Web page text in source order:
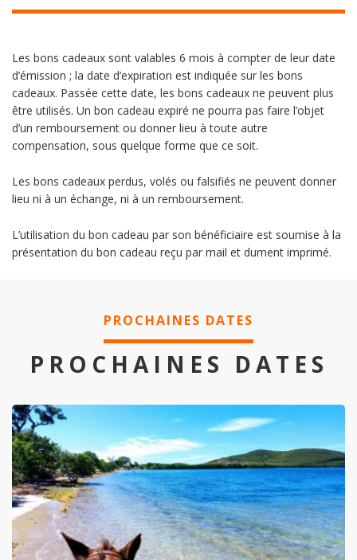
Les bons cadeaux sont valables 6 mois à compter de leur date
d’émission ; la date d’expiration est indiquée sur les bons
cadeaux. Passée cette date, les bons cadeaux ne peuvent plus
être utilisés. Un bon cadeau expiré ne pourra pas faire l’objet
d’un remboursement ou donner lieu à toute autre
compensation, sous quelque forme que ce soit.
Les bons cadeaux perdus, volés ou falsifiés ne peuvent donner
lieu ni à un échange, ni à un remboursement.
L’utilisation du bon cadeau par son bénéficiaire est soumise à la
présentation du bon cadeau reçu par mail et dument imprimé.
PROCHAINES DATES
PROCHAINES DATES